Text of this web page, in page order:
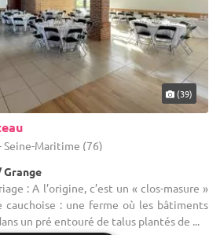
(39)
Seine-Maritime (76)
Grange
: A l’origine, c’est un « clos-masure »
cauchoise : une ferme où les bâtiments
un pré entouré de talus plantés de ...